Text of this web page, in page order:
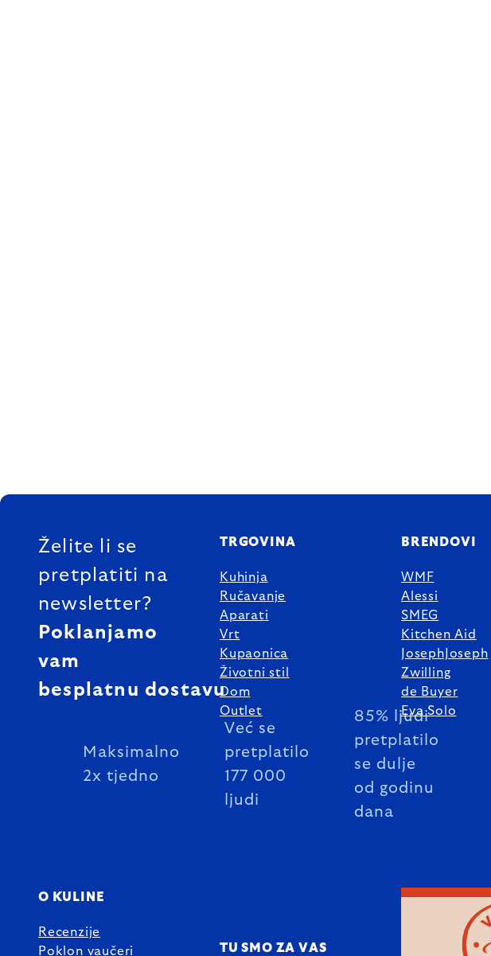
FOOTER
Želite li se
pretplatiti na
newsletter?
Poklanjamo
vam
besplatnu dostavu
Maksimalno
2x tjedno
Već se
pretplatilo
177 000
ljudi
85% ljudi
pretplatilo
se dulje
od godinu
dana
TRGOVINA
Kuhinja
Ručavanje
Aparati
Vrt
Kupaonica
Životni stil
Dom
Outlet
BRENDOVI
WMF
Alessi
SMEG
Kitchen Aid
JosephJoseph
Zwilling
de Buyer
Eva Solo
O KULINE
Recenzije
Poklon vaučeri
TU SMO ZA VAS